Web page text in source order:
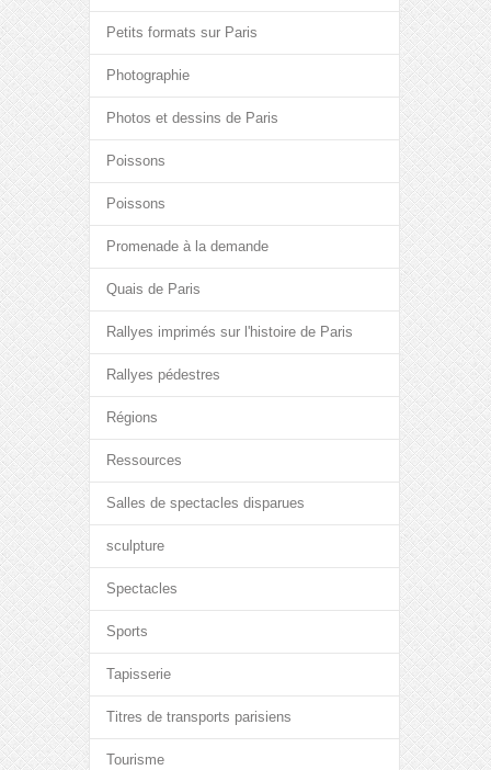
Petits formats sur Paris
Photographie
Photos et dessins de Paris
Poissons
Poissons
Promenade à la demande
Quais de Paris
Rallyes imprimés sur l'histoire de Paris
Rallyes pédestres
Régions
Ressources
Salles de spectacles disparues
sculpture
Spectacles
Sports
Tapisserie
Titres de transports parisiens
Tourisme